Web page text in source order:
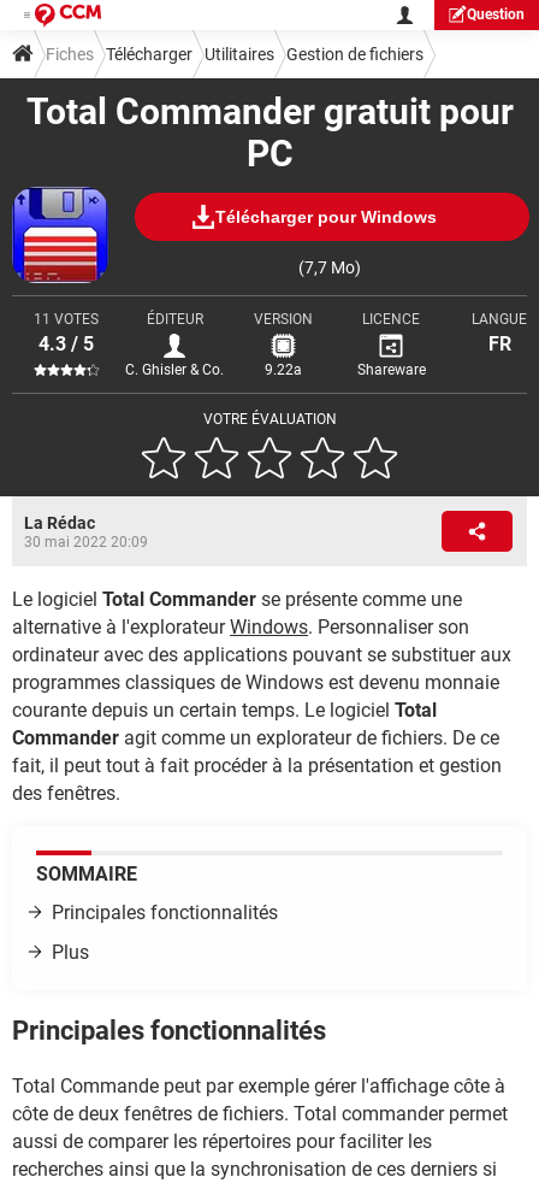
Question
Total Commander gratuit pour
PC
Télécharger pour Windows
(7,7 Mo)
VOTRE ÉVALUATION
11 VOTES
4.3 / 5
ÉDITEUR
C. Ghisler & Co.
VERSION
9.22a
LICENCE
Shareware
LANGUE
FR
Fiches Télécharger Utilitaires Gestion de fichiers
La Rédac
30 mai 2022 20:09
Le logiciel Total Commander se présente comme une
alternative à l'explorateurWindows. Personnaliser son
ordinateur avec des applications pouvant se substituer aux
programmes classiques de Windows est devenu monnaie
courante depuis un certain temps. Le logiciel Total
Commander agit comme un explorateur de fichiers. De ce
fait, il peut tout à fait procéder à la présentation et gestion
des fenêtres.
SOMMAIRE
Principales fonctionnalités
Plus
Principales fonctionnalités
Total Commande peut par exemple gérer l'affichage côte à
côte de deux fenêtres de fichiers. Total commander permet
aussi de comparer les répertoires pour faciliter les
recherches ainsi que la synchronisation de ces derniers si